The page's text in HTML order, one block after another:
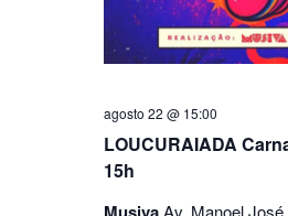
agosto 22 @ 15:00
LOUCURAIADA
15h
Av. Manoel